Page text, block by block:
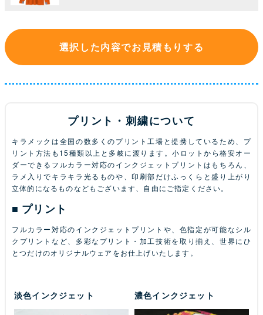
選択した内容でお見積もりする
プリント・刺繍について
キラメックは全国の数多くのプリント工場と提携しているため、プ
リント方法も15種類以上と多岐に渡ります。小ロットから格安オー
ダーできるフルカラー対応のインクジェットプリントはもちろん、
ラメ入りでキラキラ光るものや、印刷部だけふっくらと盛り上がり
立体的になるものなどもございます、自由にご指定ください。
プリント
フルカラー対応のインクジェットプリントや、色指定が可能なシル
クプリントなど、多彩なプリント・加工技術を取り揃え、世界にひ
とつだけのオリジナルウェアをお仕上げいたします。
淡色インクジェット 濃色インクジェット